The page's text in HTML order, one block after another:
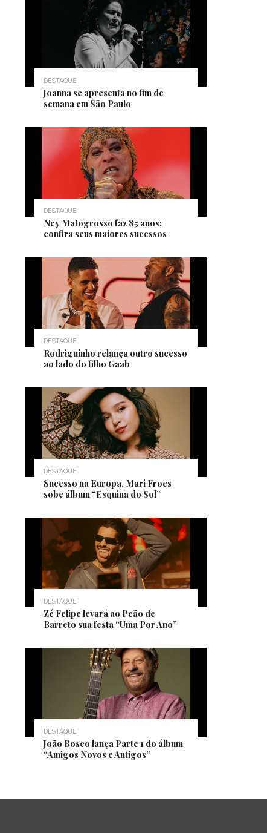
DESTAQUE
Joanna se apresenta no fim de
semana em São Paulo
DESTAQUE
Ney Matogrosso faz 85 anos;
confira seus maiores sucessos
DESTAQUE
Rodriguinho relança outro sucesso
ao lado do filho Gaab
DESTAQUE
Sucesso na Europa, Mari Froes
sobe álbum “Esquina do Sol”
DESTAQUE
Zé Felipe levará ao Peão de
Barreto sua festa “Uma Por Ano”
DESTAQUE
João Bosco lança Parte 1 do álbum
“Amigos Novos e Antigos”